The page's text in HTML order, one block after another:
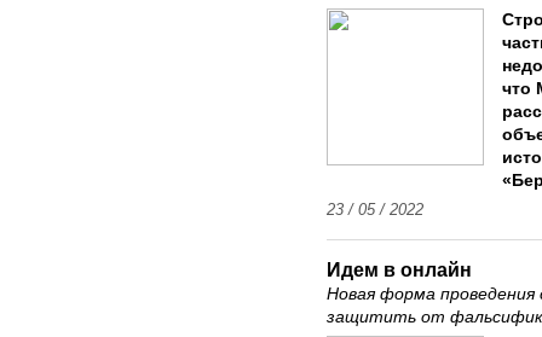
что
23 / 05 / 2022
Идем в онлайн
Новая форма
защитить от